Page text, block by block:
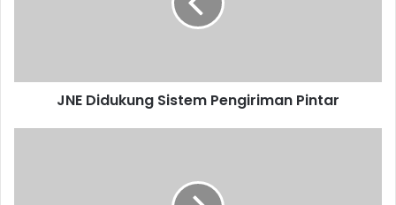
JNE Didukung Sistem Pengiriman Pintar